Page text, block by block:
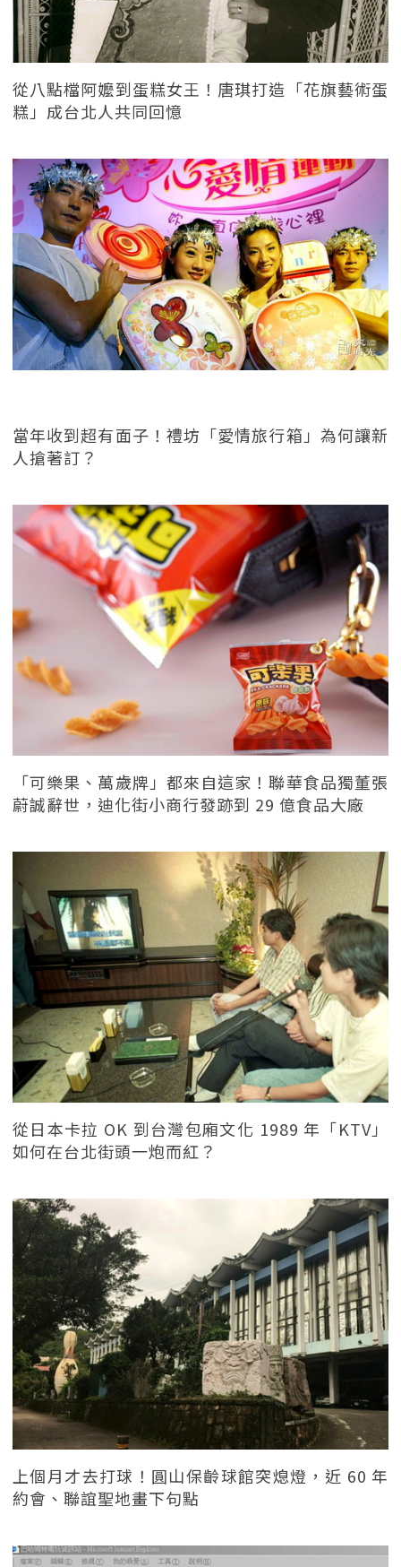
從八點檔阿嬤到蛋糕女王！唐琪打造「花旗藝術蛋
糕」成台北人共同回憶
當年收到超有面子！禮坊「愛情旅行箱」為何讓新
人搶著訂？
「可樂果、萬歲牌」都來自這家！聯華食品獨董張
蔚誠辭世，迪化街小商行發跡到 29 億食品大廠
從日本卡拉 OK 到台灣包廂文化 1989 年「KTV」
如何在台北街頭一炮而紅？
上個月才去打球！圓山保齡球館突熄燈，近 60 年
約會、聯誼聖地畫下句點